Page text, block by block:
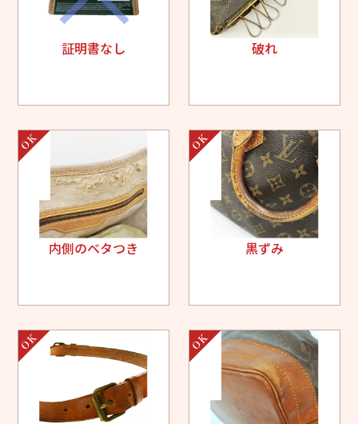
証明書なし 破れ
内側のベタつき 黒ずみ